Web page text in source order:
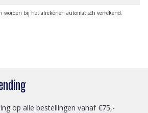
worden bij het afrekenen automatisch verrekend.
op alle bestellingen vanaf €75,-